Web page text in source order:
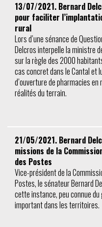
13/07/2021. Bernard
pour faciliter
rural
Lors d’une sénance de
Delcros interpelle la ministre
sur la règle des 2000
cas concret dans le Cantal et
d’ouverture de pharmacies
réalités du terrain.
21/05/2021. Bernard
missions de la
des Postes
Vice-président de la
Postes, le sénateur Bernard
cette instance, peu connue
important dans les territoires.